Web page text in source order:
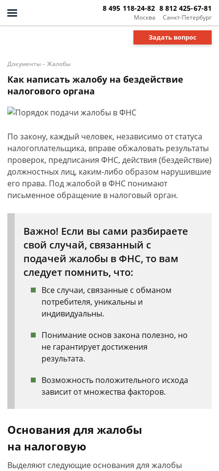
Москва
8 495 118-24-82
Санкт-Петербург
8 812 425-67-81
Задать вопрос
Документы - Жалобы
Как написать жалобу на бездействие
налогового органа
По закону, каждый человек, независимо от статуса
налогоплательщика, вправе обжаловать результаты
проверок, предписания ФНС, действия (бездействие)
должностных лиц, каким-либо образом нарушившие
его права. Под жалобой в ФНС понимают
письменное обращение в налоговый орган.
Важно! Если вы сами разбираете
свой случай, связанный с
подачей жалобы в ФНС, то вам
следует помнить, что:
Все случаи, связанные с обманом
потребителя, уникальны и
индивидуальны.
Понимание основ закона полезно, но
не гарантирует достижения
результата.
Возможность положительного исхода
зависит от множества факторов.
Основания для жалобы
на налоговую
Выделяют следующие основания для жалобы